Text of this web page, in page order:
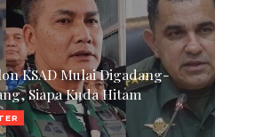
KSAD Mulai Digadang-
Siapa Kuda Hitam